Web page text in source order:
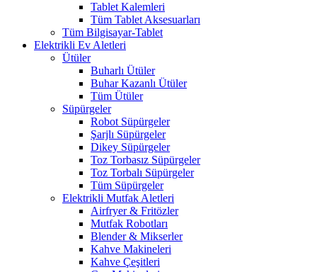
Tablet Kalemleri
Tüm Tablet Aksesuarları
Tüm Bilgisayar-Tablet
Elektrikli Ev Aletleri
Ütüler
Buharlı Ütüler
Buhar Kazanlı Ütüler
Tüm Ütüler
Süpürgeler
Robot Süpürgeler
Şarjlı Süpürgeler
Dikey Süpürgeler
Toz Torbasız Süpürgeler
Toz Torbalı Süpürgeler
Tüm Süpürgeler
Elektrikli Mutfak Aletleri
Airfryer & Fritözler
Mutfak Robotları
Blender & Mikserler
Kahve Makineleri
Kahve Çeşitleri